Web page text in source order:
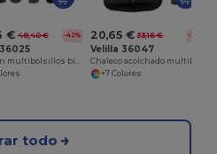
€ 48,40 € -42% 20,65 € 33,16 € -38%
Velilla 36047
+7 Colores
todo